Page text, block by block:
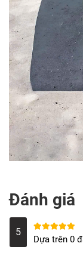
Đánh giá
5 Rated 5out of
5
Dựa trên 0